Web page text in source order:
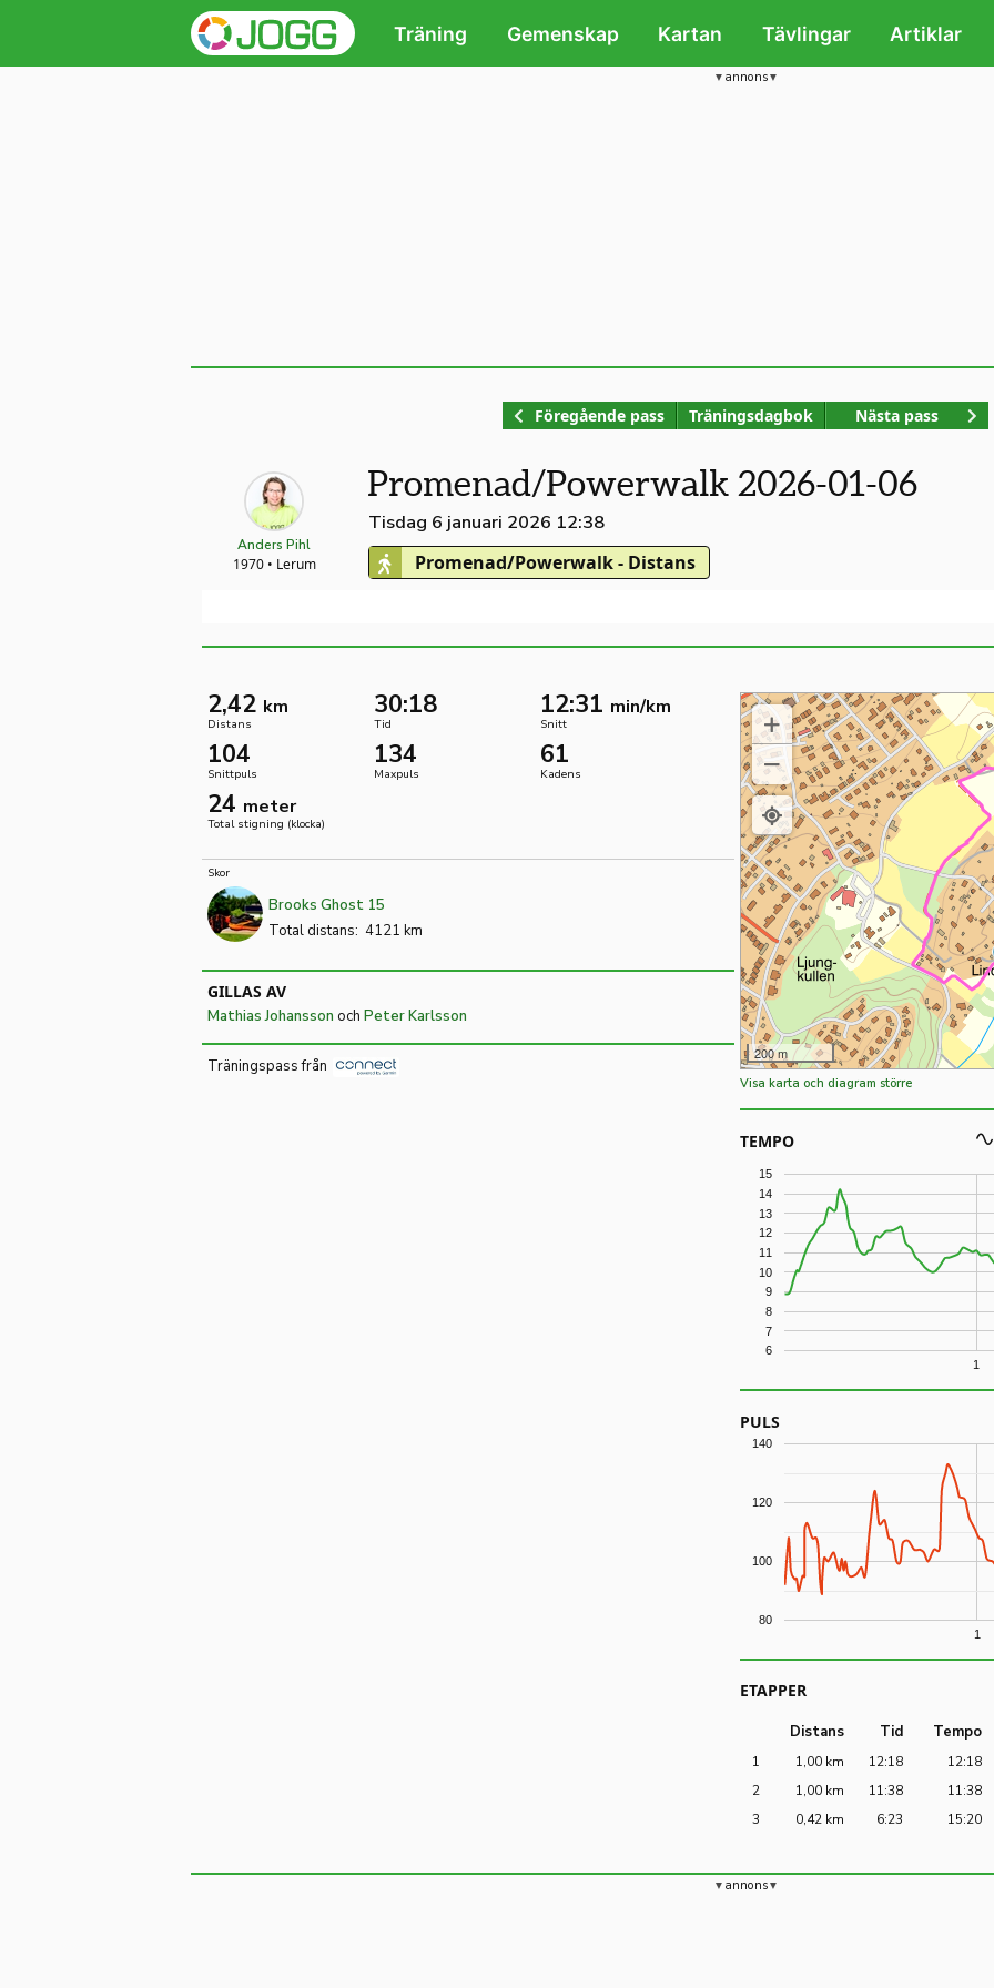
Träning Gemenskap Kartan Tävlingar Artiklar
annons
Föregående pass Träningsdagbok Nästa pass
Anders Pihl
1970 • Lerum
Promenad/Powerwalk 2026-01-06
Tisdag 6 januari 2026 12:38
Promenad/Powerwalk - Distans
2,42 km
Distans
30:18
Tid
12:31 min/km
Snitt
104
Snittpuls
134
Maxpuls
61
Kadens
24 meter
Total stigning (klocka)
Skor
Brooks Ghost 15
Total distans: 4121 km
GILLAS AV
Mathias Johansson och Peter Karlsson
Träningspass från
200 m
Visa karta och diagram större
TEMPO
1
10
11
12
13
14
15
6
7
8
9
PULS
1
80
100
120
140
ETAPPER
Distans Tid Tempo
1 1,00 km 12:18 12:18
2
1,00 km 11:38 11:38
3
0,42 km 6:23 15:20
annons